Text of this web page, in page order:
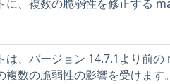
に、複数の脆弱性を修正する
は、バージョン 14.7.1より前
数の脆弱性の影響を受けます。